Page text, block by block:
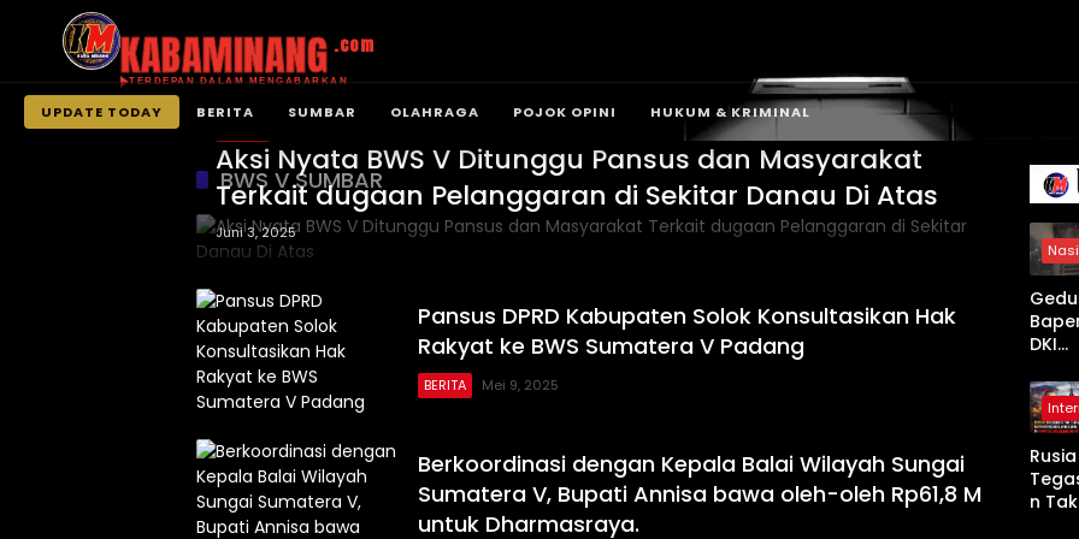
KABAMINANG .com
TERDEPAN DALAM MENGABARKAN
UPDATE TODAY BERITA SUMBAR OLAHRAGA POJOK OPINI HUKUM & KRIMINAL
BWS V SUMBAR
Aksi Nyata BWS V Ditunggu Pansus dan Masyarakat
Terkait dugaan Pelanggaran di Sekitar Danau Di Atas
Juni 3, 2025
Pansus DPRD Kabupaten Solok Konsultasikan Hak
Rakyat ke BWS Sumatera V Padang
BERITA Mei 9, 2025
Berkoordinasi dengan Kepala Balai Wilayah Sungai
Sumatera V, Bupati Annisa bawa oleh-oleh Rp61,8 M
untuk Dharmasraya.
DKI
, 20
dan
Rusia
n Tak